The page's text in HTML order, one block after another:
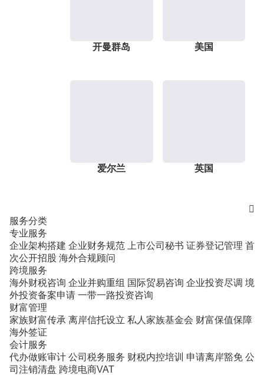
开曼群岛 美国
爱尔兰 英国

服务分类
专业服务
企业架构搭建 企业财务规范 上市公司秘书 证券登记管理 首
次公开招股 海外合规顾问
跨境服务
海外财税咨询 企业并购重组 国际贸易咨询 企业投资尽调 境
外投资备案申请 一带一路投资咨询
财富管理
家族财富传承 离岸信托设立 私人家族基金会 财富保值保障
海外签证
会计服务
代办做账审计 公司税务服务 财税内控培训 申请离岸豁免 公
司注销清盘 跨境电商VAT